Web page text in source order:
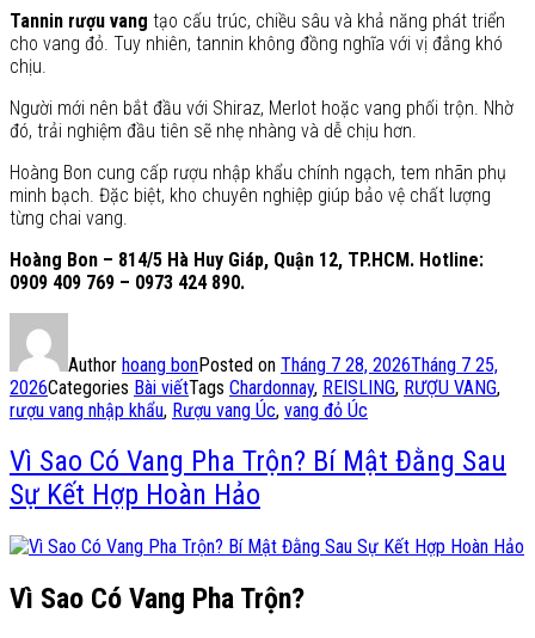
Tannin rượu vang tạo cấu trúc, chiều sâu và khả năng phát triển
cho vang đỏ. Tuy nhiên, tannin không đồng nghĩa với vị đắng khó
chịu.
Người mới nên bắt đầu với Shiraz, Merlot hoặc vang phối trộn. Nhờ
đó, trải nghiệm đầu tiên sẽ nhẹ nhàng và dễ chịu hơn.
Hoàng Bon cung cấp rượu nhập khẩu chính ngạch, tem nhãn phụ
minh bạch. Đặc biệt, kho chuyên nghiệp giúp bảo vệ chất lượng
từng chai vang.
Hoàng Bon – 814/5 Hà Huy Giáp, Quận 12, TP.HCM. Hotline:
0909 409 769 – 0973 424 890.
Author hoang bonPosted on Tháng 7 28, 2026Tháng 7 25,
2026Categories Bài viếtTags Chardonnay, REISLING, RƯỢU VANG,
rượu vang nhập khẩu, Rượu vang Úc, vang đỏ Úc
Vì Sao Có Vang Pha Trộn? Bí Mật Đằng Sau
Sự Kết Hợp Hoàn Hảo
Vì Sao Có Vang Pha Trộn?